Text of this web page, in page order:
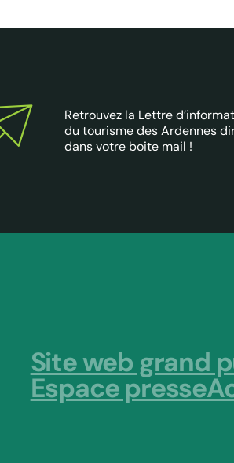
Retrouvez la Lettre
du tourisme des Ardennes
dans votre boite mail !
Site web grand
Espace presse